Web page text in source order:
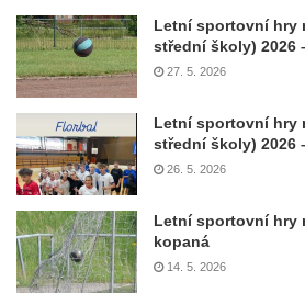
Letní sportovní hry
střední školy) 2026
27. 5. 2026
Letní sportovní hry
střední školy) 2026
26. 5. 2026
Letní sportovní hry
kopaná
14. 5. 2026